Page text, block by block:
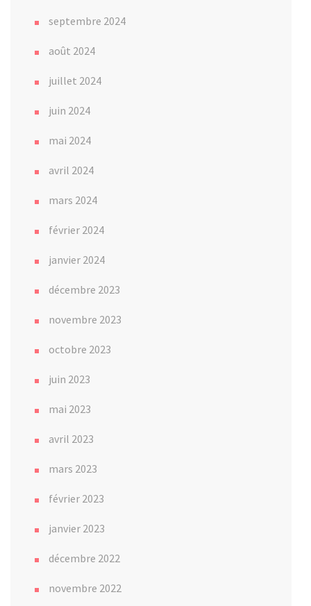
septembre 2024
août 2024
juillet 2024
juin 2024
mai 2024
avril 2024
mars 2024
février 2024
janvier 2024
décembre 2023
novembre 2023
octobre 2023
juin 2023
mai 2023
avril 2023
mars 2023
février 2023
janvier 2023
décembre 2022
novembre 2022